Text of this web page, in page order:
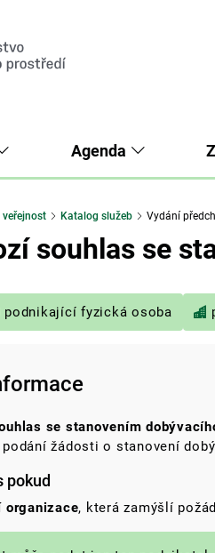
Agenda
veřejnost Katalog služeb Vydání
souhlas se
podnikající fyzická osoba
se stanovením
žádosti o stanovení
pokud
organizace, která zamýšlí